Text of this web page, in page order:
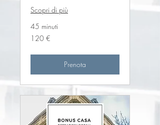
Scopri di più
45 minuti
120
euro
120 €
Prenota